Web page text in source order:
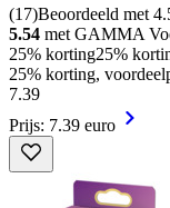
(17)Beoordeeld met
5.54 met GAMMA
25% korting25%
25% korting,
7.39
Prijs: 7.39 euro